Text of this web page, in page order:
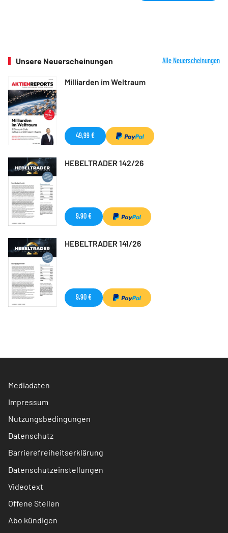
Unsere Neuerscheinungen Alle Neuerscheinungen
Milliarden im Weltraum
49,99 €
HEBELTRADER 142/26
9,90 €
HEBELTRADER 141/26
9,90 €
Mediadaten
Impressum
Nutzungsbedingungen
Datenschutz
Barrierefreiheitserklärung
Datenschutzeinstellungen
Videotext
Offene Stellen
Abo kündigen